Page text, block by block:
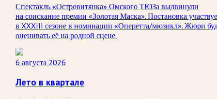
Спектакль «Островитянка» Омского ТЮЗа выдвинули
на соискание премии «Золотая Маска». Постановка
в XXXIII сезоне в номинации «Оперетта/мюзикл». Жюри
оценивать её на родной сцене.
6 августа 2026
Лето в квартале